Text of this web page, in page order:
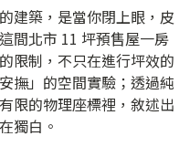
建築，是當你閉上眼，皮
間北市 11 坪預售屋一房
限制，不只在進行坪效的
撫」的空間實驗；透過純
限的物理座標裡，敘述出
獨白。